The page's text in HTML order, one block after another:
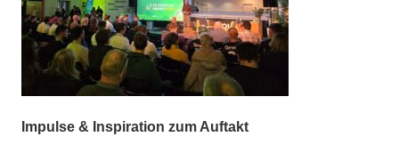
Impulse & Inspiration zum Auftakt